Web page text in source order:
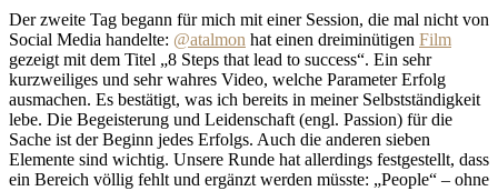
Der zweite Tag begann für mich mit einer Session, die mal nicht von
Social Media handelte: @atalmon hat einen dreiminütigen Film
gezeigt mit dem Titel „8 Steps that lead to success“. Ein sehr
kurzweiliges und sehr wahres Video, welche Parameter Erfolg
ausmachen. Es bestätigt, was ich bereits in meiner Selbstständigkeit
lebe. Die Begeisterung und Leidenschaft (engl. Passion) für die
Sache ist der Beginn jedes Erfolgs. Auch die anderen sieben
Elemente sind wichtig. Unsere Runde hat allerdings festgestellt, dass
ein Bereich völlig fehlt und ergänzt werden müsste: „People“ – ohne